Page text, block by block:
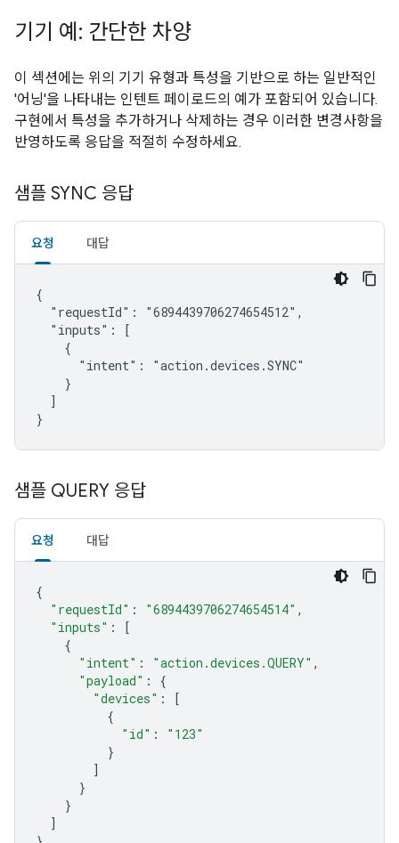
기기 예: 간단한 차양
이 섹션에는 위의 기기 유형과 특성을 기반으로 하는 일반적인
'어닝'을 나타내는 인텐트 페이로드의 예가 포함되어 있습니다.
구현에서 특성을 추가하거나 삭제하는 경우 이러한 변경사항을
반영하도록 응답을 적절히 수정하세요.
샘플 SYNC 응답
요청 대답
{
  "requestId": "6894439706274654512",
  "inputs": [
    {
      "intent": "action.devices.SYNC"
    }
  ]
}
샘플 QUERY 응답
요청 대답
{
"requestId" : "6894439706274654514" ,
"inputs" :
[
{
"intent" : "action.devices.QUERY" ,
"payload" :
{
"devices" :
[
{
"id" :
"123"
}
]
}
}
]